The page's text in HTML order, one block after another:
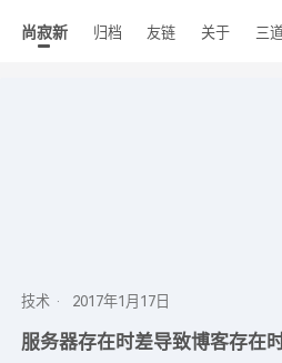
尚寂新 归档 友链 关于 三
技术
服务器存在时差导致博客存在